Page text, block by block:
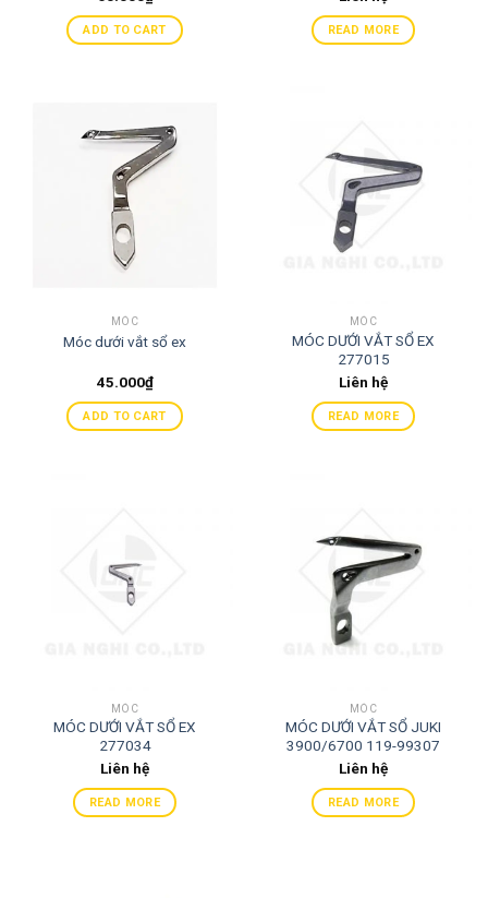
ADD TO CART READ MORE
MÓC
Móc dưới vắt sổ ex
45.000₫
ADD TO CART
MÓC
MÓC DƯỚI VẮT SỔ EX
277015
Liên hệ
READ MORE
MÓC
MÓC DƯỚI VẮT SỔ EX
277034
Liên hệ
READ MORE
MÓC
MÓC DƯỚI VẮT SỔ JUKI
3900/6700 119-99307
Liên hệ
READ MORE